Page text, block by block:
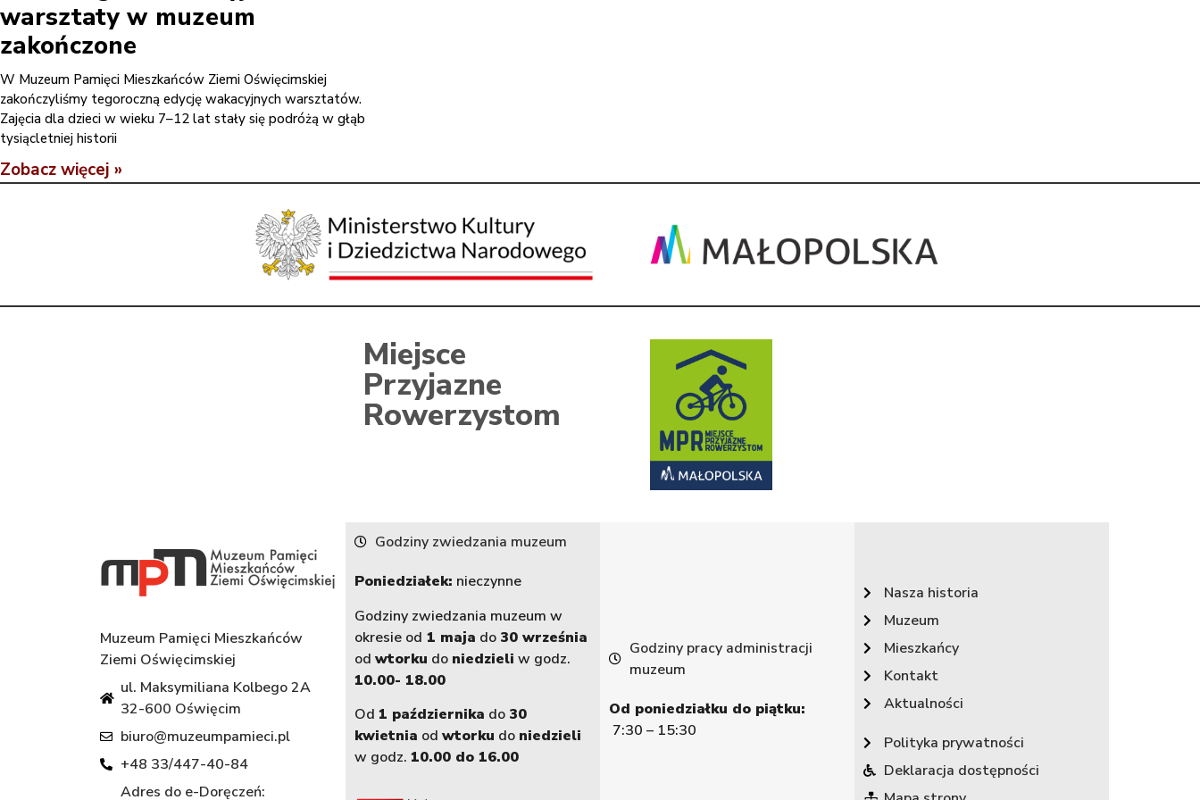
warsztaty w muzeum
zakończone
W Muzeum Pamięci Mieszkańców Ziemi Oświęcimskiej
zakończyliśmy tegoroczną edycję wakacyjnych warsztatów.
Zajęcia dla dzieci w wieku 7–12 lat stały się podróżą w głąb
tysiącletniej historii
Zobacz więcej »
Miejsce
Przyjazne
Rowerzystom
Muzeum Pamięci Mieszkańców
Ziemi Oświęcimskiej
ul. Maksymiliana Kolbego 2A
32-600 Oświęcim
biuro@muzeumpamieci.pl
+48 33/447-40-84
Adres do e-Doręczeń:
Godziny zwiedzania muzeum
Poniedziałek: nieczynne
Godziny zwiedzania muzeum w
okresie od 1 maja do 30 września
od wtorku do niedzieli w godz.
10.00- 18.00
Od 1 października do 30
kwietnia od wtorku do niedzieli
w godz. 10.00 do 16.00
Godziny pracy administracji
muzeum
Od poniedziałku do piątku:
7:30 – 15:30
Nasza historia
Muzeum
Mieszkańcy
Kontakt
Aktualności
Polityka prywatności
Deklaracja dostępności